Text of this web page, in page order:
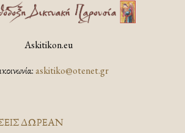
Askitikon.eu
askitiko@otenet.gr
ΔΩΡΕΆΝ